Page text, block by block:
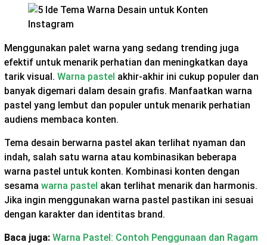
Menggunakan palet warna yang sedang trending juga
efektif untuk menarik perhatian dan meningkatkan daya
tarik visual. Warna pastel akhir-akhir ini cukup populer dan
banyak digemari dalam desain grafis. Manfaatkan warna
pastel yang lembut dan populer untuk menarik perhatian
audiens membaca konten.
Tema desain berwarna pastel akan terlihat nyaman dan
indah, salah satu warna atau kombinasikan beberapa
warna pastel untuk konten. Kombinasi konten dengan
sesama warna pastel akan terlihat menarik dan harmonis.
Jika ingin menggunakan warna pastel pastikan ini sesuai
dengan karakter dan identitas brand.
Baca juga: Warna Pastel: Contoh Penggunaan dan Ragam